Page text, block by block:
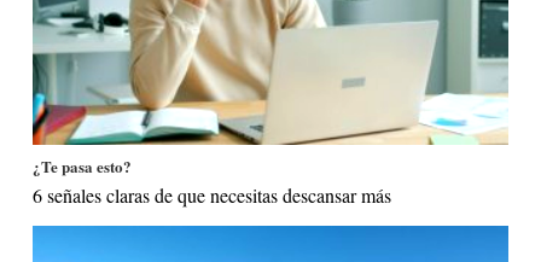
¿Te pasa esto?
6 señales claras de que necesitas descansar más